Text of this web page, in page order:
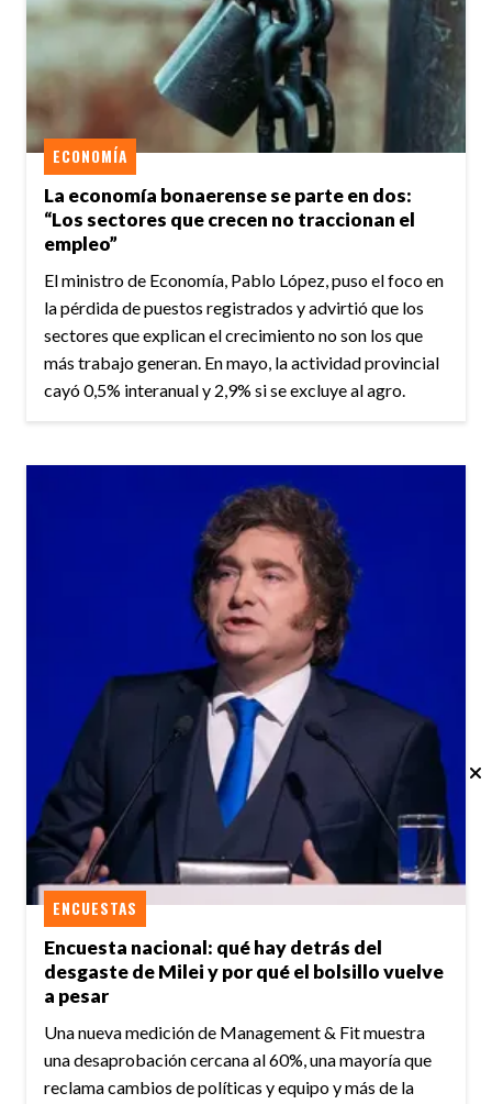
La economía bonaerense se parte en dos:
“Los sectores que crecen no traccionan el
empleo”
ECONOMÍA
El ministro de Economía, Pablo López, puso el foco en
la pérdida de puestos registrados y advirtió que los
sectores que explican el crecimiento no son los que
más trabajo generan. En mayo, la actividad provincial
cayó 0,5% interanual y 2,9% si se excluye al agro.
Encuesta nacional: qué hay detrás del
desgaste de Milei y por qué el bolsillo vuelve
a pesar
ENCUESTAS
Una nueva medición de Management & Fit muestra
una desaprobación cercana al 60%, una mayoría que
reclama cambios de políticas y equipo y más de la